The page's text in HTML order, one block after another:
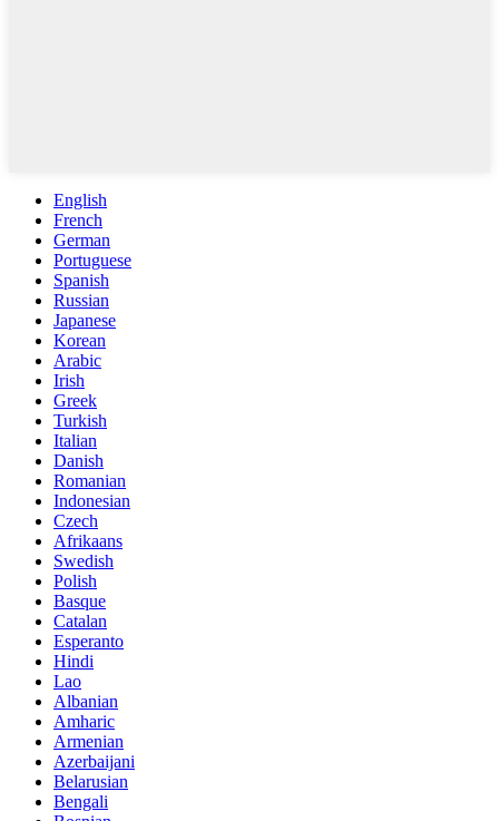
English
French
German
Portuguese
Spanish
Russian
Japanese
Korean
Arabic
Irish
Greek
Turkish
Italian
Danish
Romanian
Indonesian
Czech
Afrikaans
Swedish
Polish
Basque
Catalan
Esperanto
Hindi
Lao
Albanian
Amharic
Armenian
Azerbaijani
Belarusian
Bengali